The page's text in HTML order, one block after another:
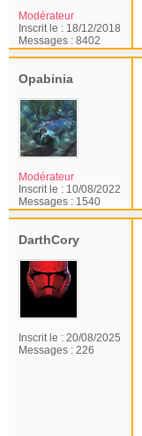
Modérateur
Inscrit le : 18/12/2018
Messages : 8402
Opabinia
Modérateur
Inscrit le : 10/08/2022
Messages : 1540
DarthCory
Inscrit le : 20/08/2025
Messages : 226